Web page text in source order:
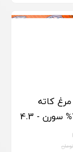
کاته
چینو 70% سورن - 4.3